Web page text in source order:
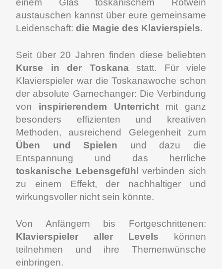
einem Glas toskanischem Rotwein
austauschen kannst über eure gemeinsame
Leidenschaft: die Magie des Klavierspiels.
Seit über 20 Jahren finden diese beliebten
Kurse in der Toskanastatt. Für viele
Klavierspieler war die Toskanawoche schon
der absolute Gamechanger: Die Verbindung
von inspirierendem Unterrichtmit ganz
besonders effizienten und kreativen
Methoden, ausreichend Gelegenheit zum
Üben und Spielen und dazu die
Entspannung und das herrliche
toskanische Lebensgefühl verbinden sich
zu einem Effekt, der nachhaltiger und
wirkungsvoller nicht sein könnte.
Von Anfängern bis Fortgeschrittenen:
Klavierspieler aller Levels können
teilnehmen und ihre Themenwünsche
einbringen.